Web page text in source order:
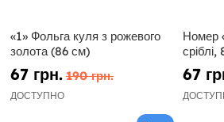
«1» Фольга куля з рожевого
золота (86 см)
67 грн. 190 грн.
ДОСТУПНО
Номер
67